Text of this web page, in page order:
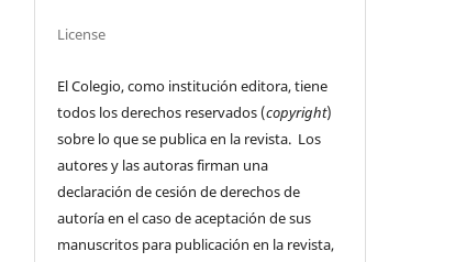
License
El Colegio, como institución editora, tiene
todos los derechos reservados (copyright)
sobre lo que se publica en la revista. Los
autores y las autoras firman una
declaración de cesión de derechos de
autoría en el caso de aceptación de sus
manuscritos para publicación en la revista,